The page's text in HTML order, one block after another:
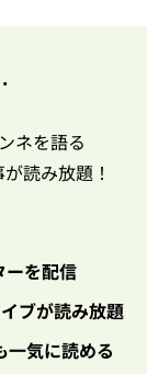
ネを語る
読み放題！
ーを配信
ブが読み放題
一気に読める